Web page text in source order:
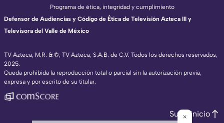
TV Azteca, M.R. & ©, TV Azteca, S.A.B. de C.V. Todos los derechos reservados,
2025.
Queda prohibida la reproducción total o parcial sin la autorización previa,
expresa y por escrito de su titular.
Programa de ética, integridad y cumplimiento
Defensor de Audiencias y Código de Ética de Televisión Azteca III y
Televisora del Valle de México
Subir inicio